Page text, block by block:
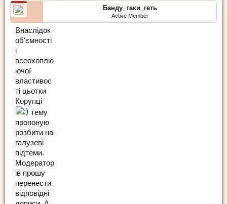
Банду_таки_геть
Active Member
Внаслідок
об'ємності
і
всеохоплю
ючої
властивос
ті цьотки
Корупці
тему
пропоную
розбити на
галузеві
підтеми.
Модератор
ів прошу
перенести
відповідні